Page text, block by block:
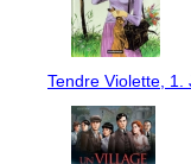
Tendre Violette, 1.